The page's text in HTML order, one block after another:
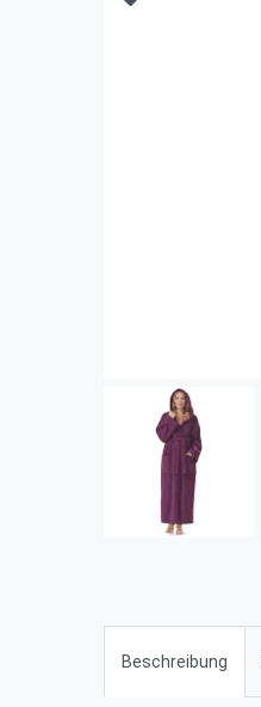
Beschreibung